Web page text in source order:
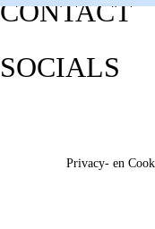
CONTACT
SOCIALS
Privacy- en